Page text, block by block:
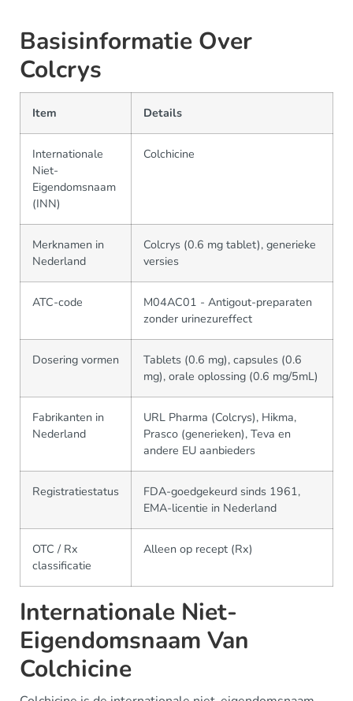
Basisinformatie Over
Colcrys
Item Details
Internationale
Niet-
Eigendomsnaam
(INN)
Colchicine
Merknamen in
Nederland
Colcrys (0.6 mg tablet), generieke
versies
ATC-code
M04AC01 - Antigout-preparaten
zonder urinezureffect
Dosering vormen
Tablets (0.6 mg), capsules (0.6
mg), orale oplossing (0.6 mg/5mL)
Fabrikanten in
Nederland
URL Pharma (Colcrys), Hikma,
Prasco (generieken), Teva en
andere EU aanbieders
Registratiestatus
FDA-goedgekeurd sinds 1961,
EMA-licentie in Nederland
OTC / Rx
classificatie
Alleen op recept (Rx)
Internationale Niet-
Eigendomsnaam Van
Colchicine